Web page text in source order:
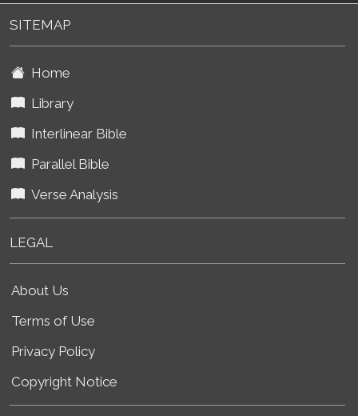
SITEMAP
Home
Library
Interlinear Bible
Parallel Bible
Verse Analysis
LEGAL
About Us
Terms of Use
Privacy Policy
Copyright Notice